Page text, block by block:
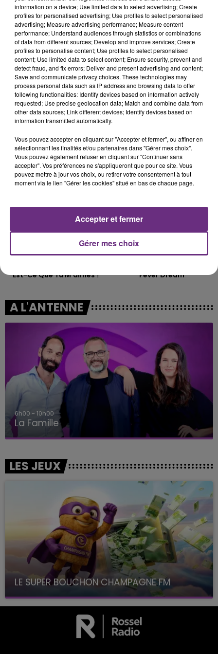
TITRES DIFFUSÉS
16h52
16h52
La Traversee
16h49
16h49
OLIVIA DEAN
So Easy (to Fall In Love)
16h42
16h42
Est-Ce Que Tu M'aimes ?
16h39
16h39
Fever Dream
A L'ANTENNE
6h00 - 10h00
La Famille
LES JEUX
LE SUPER BOUCHON CHAMPAGNE FM
avec La Famille Champagne FM, à 8H10
information on a device; Use limited data to select advertising; Create
profiles for personalised advertising; Use profiles to select personalised
advertising; Measure advertising performance; Measure content
performance; Understand audiences through statistics or combinations
of data from different sources; Develop and improve services; Create
profiles to personalise content; Use profiles to select personalised
content; Use limited data to select content; Ensure security, prevent and
detect fraud, and fix errors; Deliver and present advertising and content;
Save and communicate privacy choices. These technologies may
process personal data such as IP address and browsing data to offer
following functionalities: Identify devices based on information actively
requested; Use precise geolocation data; Match and combine data from
other data sources; Link different devices; Identify devices based on
information transmitted automatically.
Vous pouvez accepter en cliquant sur "Accepter et fermer", ou affiner en
sélectionnant les finalités et/ou partenaires dans "Gérer mes choix".
Vous pouvez également refuser en cliquant sur "Continuer sans
accepter". Vos préférences ne s'appliqueront que pour ce site. Vous
pouvez mettre à jour vos choix, ou retirer votre consentement à tout
moment via le lien "Gérer les cookies" situé en bas de chaque page.
Gérer mes choix
Accepter et fermer